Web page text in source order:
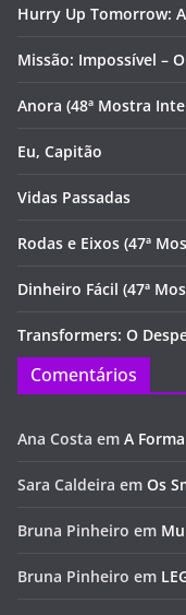
Hurry Up Tomorrow:
Missão: Impossível –
Anora (48ª Mostra
Eu, Capitão
Vidas Passadas
Rodas e Eixos (47ª
Dinheiro Fácil (47ª
Transformers: O
Comentários
Ana Costa em A
Sara Caldeira em Os
Bruna Pinheiro em
Bruna Pinheiro em